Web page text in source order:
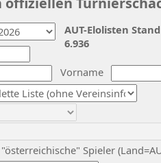
Vorname
Spieler
AUT-Elolisten
6.936